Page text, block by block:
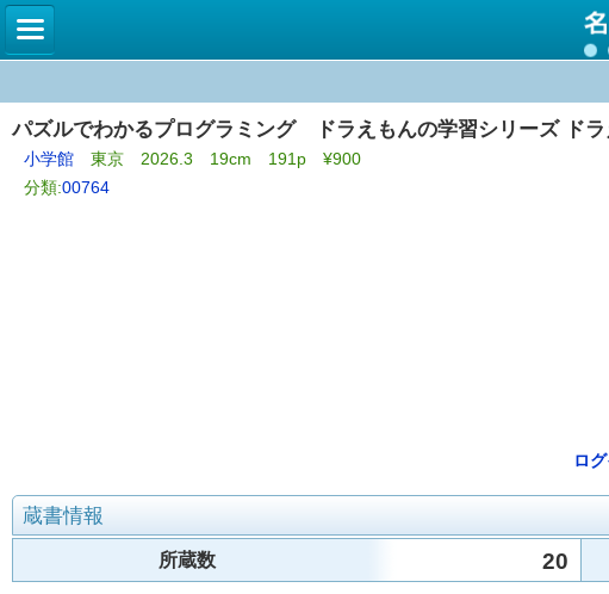
パズルでわかるプログラミング ドラえもんの学習シリーズ ド
小学館 東京 2026.3 19cm 191p ¥900
分類:00764
ロ
蔵書情報
所蔵数 20